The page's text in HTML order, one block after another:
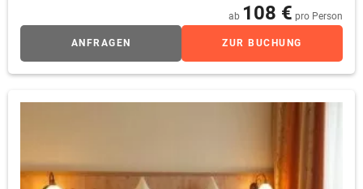
ab 108 € pro Person
ANFRAGEN ZUR BUCHUNG